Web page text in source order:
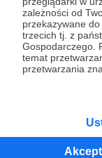
zależności od
przekazywane
trzecich tj. z
Gospodarczego.
temat
przetwarzania